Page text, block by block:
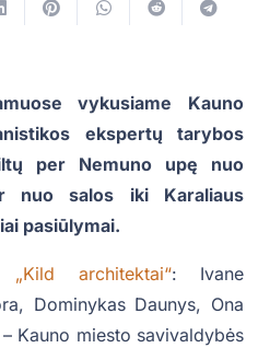
vykusiame Kauno
ekspertų tarybos
per Nemuno upę nuo
nuo salos iki Karaliaus
pasiūlymai.
„Kild architektai“:
Ivane
Dominykas Daunys, Ona
Kauno miesto savivaldybės